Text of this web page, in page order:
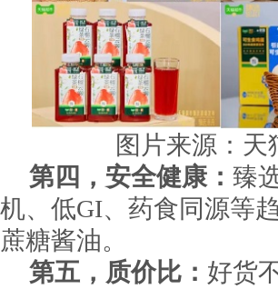
图片来源：
第四，安全健康： 臻
机、低GI、药食同源等
蔗糖酱油。
第五，质价比： 好货